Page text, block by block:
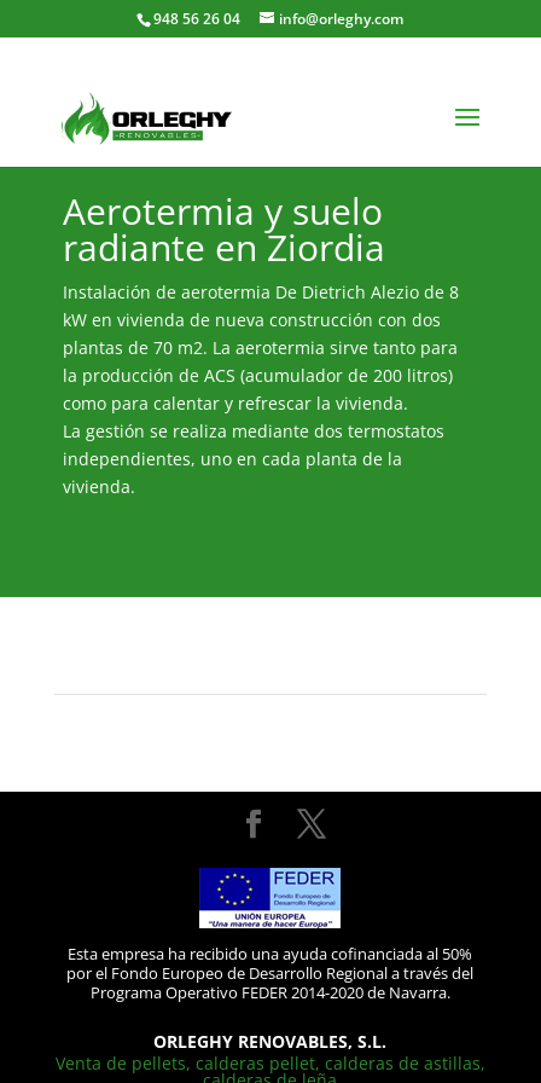
948 56 26 04 info@orleghy.com
Aerotermia y suelo
radiante en Ziordia
Instalación de aerotermia De Dietrich Alezio de 8
kW en vivienda de nueva construcción con dos
plantas de 70 m2. La aerotermia sirve tanto para
la producción de ACS (acumulador de 200 litros)
como para calentar y refrescar la vivienda.
La gestión se realiza mediante dos termostatos
independientes, uno en cada planta de la
vivienda.
Esta empresa ha recibido una ayuda cofinanciada al 50%
por el Fondo Europeo de Desarrollo Regional a través del
Programa Operativo FEDER 2014-2020 de Navarra.
ORLEGHY RENOVABLES, S.L.
Venta de pellets, calderas pellet, calderas de astillas,